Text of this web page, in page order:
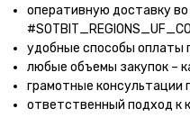
оперативную доставку во
удобные способы оплаты
любые объемы закупок –
грамотные консультации
ответственный подход к